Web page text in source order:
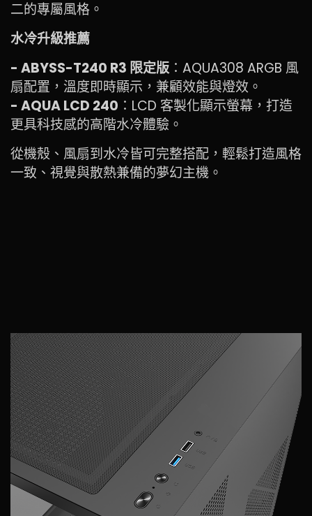
二的專屬風格。
水冷升級推薦
- ABYSS-T240 R3 限定版：AQUA308 ARGB 風
扇配置，溫度即時顯示，兼顧效能與燈效。
- AQUA LCD 240 ：LCD 客製化顯示螢幕，打造
更具科技感的高階水冷體驗。
從機殼、風扇到水冷皆可完整搭配，輕鬆打造風格
一致、視覺與散熱兼備的夢幻主機。